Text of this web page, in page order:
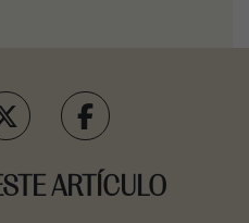
ARTÍCULO